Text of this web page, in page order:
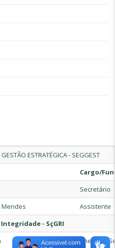
ESTRATÉGICA - SEGGEST
Cargo/
Secretário
Assistente
- SçGRI
Chefe de